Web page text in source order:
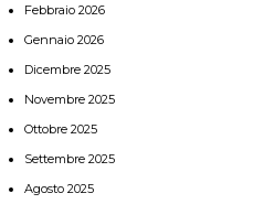
Febbraio 2026
Gennaio 2026
Dicembre 2025
Novembre 2025
Ottobre 2025
Settembre 2025
Agosto 2025